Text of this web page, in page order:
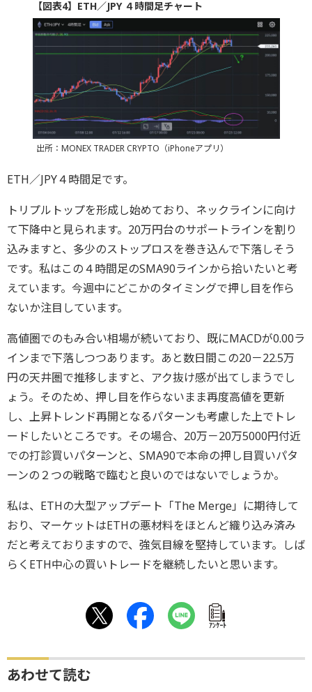
【図表4】ETH／JPY ４時間足チャート
出所：MONEX TRADER CRYPTO（iPhoneアプリ）
ETH／JPY４時間足です。
トリプルトップを形成し始めており、ネックラインに向け
て下降中と見られます。20万円台のサポートラインを割り
込みますと、多少のストップロスを巻き込んで下落しそう
です。私はこの４時間足のSMA90ラインから拾いたいと考
えています。今週中にどこかのタイミングで押し目を作ら
ないか注目しています。
高値圏でのもみ合い相場が続いており、既にMACDが0.00ラ
インまで下落しつつあります。あと数日間この20－22.5万
円の天井圏で推移しますと、アク抜け感が出てしまうでし
ょう。そのため、押し目を作らないまま再度高値を更新
し、上昇トレンド再開となるパターンも考慮した上でトレ
ードしたいところです。その場合、20万－20万5000円付近
での打診買いパターンと、SMA90で本命の押し目買いパタ
ーンの２つの戦略で臨むと良いのではないでしょうか。
私は、ETHの大型アップデート「The Merge」に期待して
おり、マーケットはETHの悪材料をほとんど織り込み済み
だと考えておりますので、強気目線を堅持しています。しば
らくETH中心の買いトレードを継続したいと思います。
ｱﾝｹｰﾄ
あわせて読む